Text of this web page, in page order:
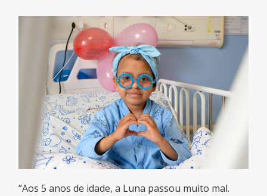
“Aos 5 anos de idade, a Luna passou muito mal.